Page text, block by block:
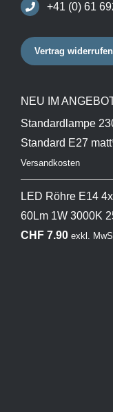
+41 (0) 61
Vertrag widerrufen
NEU IM
Standardlampe
Standard E27
Versandkosten
LED Röhre E14
60Lm 1W 3000K
CHF7.90 exkl.